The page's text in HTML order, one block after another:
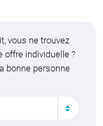
vous ne trouvez
offre individuelle ?
bonne personne